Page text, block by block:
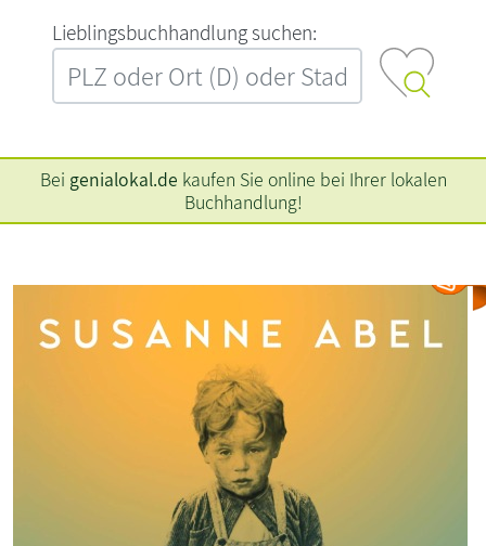
L‍i‍e‍b‍l‍i‍n‍g‍s‍b‍u‍c‍h‍h‍a‍n‍d‍l‍u‍n‍g‍ ‍s‍u‍c‍h‍e‍n‍:‍
Bei genialokal.de kaufen Sie online bei Ihrer lokalen
Buchhandlung!